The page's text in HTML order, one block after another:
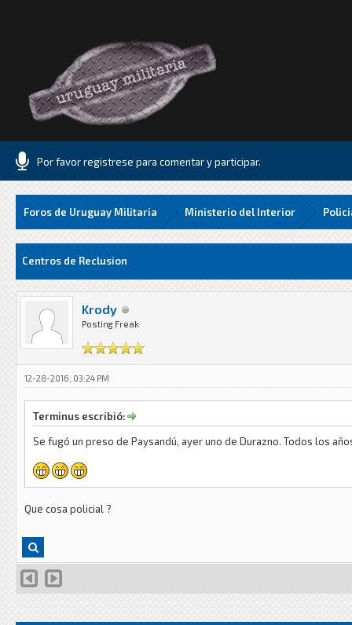
Por favor registrese para comentar y participar.
Foros de Uruguay Militaria Ministerio del Interior
Centros de Reclusion
Krody
Posting Freak
12-28-2016, 03:24 PM
Terminus escribió:
Se fugó un preso de Paysandú, ayer uno de Durazno. Todos los
Que cosa policial ?